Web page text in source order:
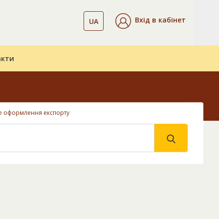
UA Вхід в кабінет
оформлення експорту